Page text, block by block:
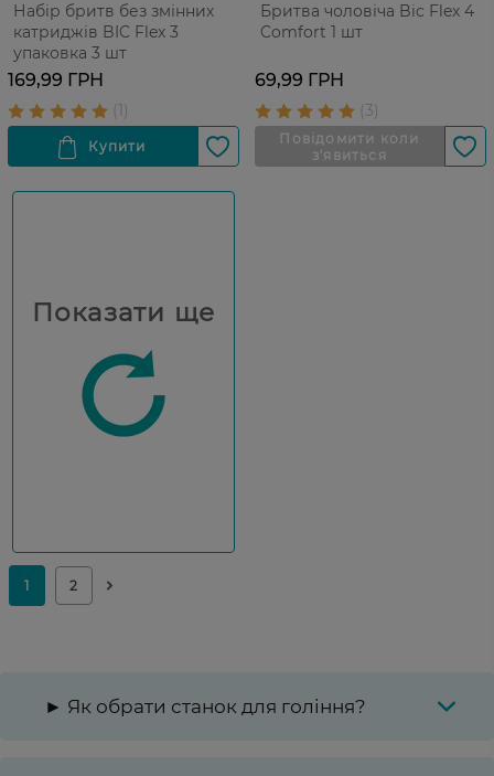
Набір бритв без змінних
катриджів BIC Flex 3
упаковка 3 шт
169,99 ГРН
Бритва чоловіча Bic Flex 4
Comfort 1 шт
69,99 ГРН
Показати ще
► Як обрати станок для гоління?